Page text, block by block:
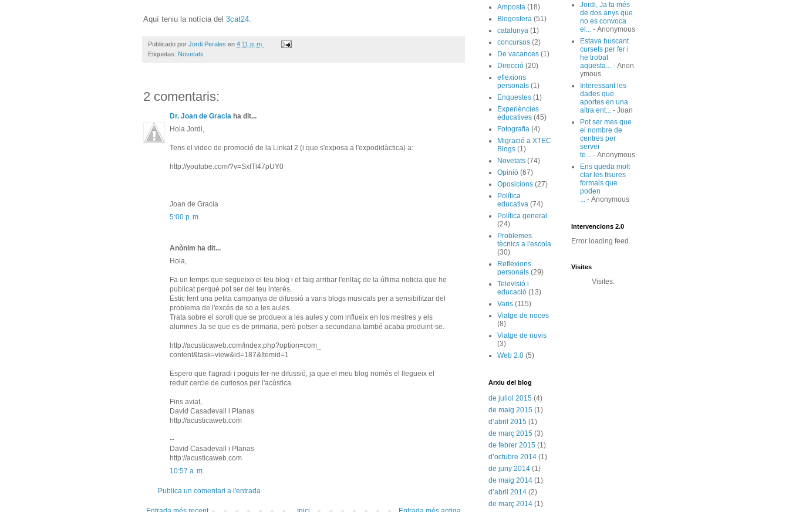
Aquí teniu la notícia del 3cat24
Publicado por Jordi Perales en 4:11 p. m.
Etiquetas: Novetats
2 comentaris:
Dr. Joan de Gracia ha dit...
Hola Jordi,
Tens el video de promoció de la Linkat 2 (i que s'exposa a l'expodidàctica) a:
http://youtube.com/?v=SxITl47pUY0
Joan de Gracia
5:00 p. m.
Anònim ha dit...
Hola,
Fa un temps que segueixo el teu blog i et faig arribar l'enllaç de la última noticia que he
publicat perquè pot ser del teu interés.
Estic fent una petita campanya de difussió a varis blogs musicals per a sensibilitzar del
problema de l'excés de so a les aules.
Trata sobre el soroll que se produeix a les aules y com influeix en los mestres y els
alumnes Ja se que es de primaria, però potser a secundaria també acaba produint-se.
http://acusticaweb.com/index.php?option=com_
content&task=view&id=187&Itemid=1
Espero que t'agradi i poguis fer-ne difussió, ja que el meu blog només el llegueix el
reduit cercle de curiosos per l'acústica.
Fins aviat,
David Casadevall i Planas
http://acusticaweb.com
--
David Casadevall i Planas
http://acusticaweb.com
10:57 a. m.
Publica un comentari a l'entrada
Amposta (18)
Blogosfera (51)
catalunya (1)
concursos (2)
De vacances (1)
Direcció (20)
eflexions
personals (1)
Enquestes (1)
Experiències
educatives (45)
Fotografia (4)
Migració a XTEC
Blogs (1)
Novetats (74)
Opinió (67)
Oposicions (27)
Política
educativa (74)
Política general
(24)
Problemes
tècnics a l'escola
(30)
Reflexions
personals (29)
Televisió i
educació (13)
Varis (115)
Viatge de noces
(8)
Viatge de nuvis
(3)
Web 2.0 (5)
Arxiu del blog
de juliol 2015 (4)
de maig 2015 (1)
d’abril 2015 (1)
de març 2015 (3)
de febrer 2015 (1)
d’octubre 2014 (1)
de juny 2014 (1)
de maig 2014 (1)
d’abril 2014 (2)
de març 2014 (1)
Jordi, Ja fa més
de dos anys que
no es convoca
el... - Anonymous
Estava buscant
cursets per fer i
he trobat
aquesta... - Anon
ymous
Interessant les
dades que
aportes en una
altra ent... - Joan
Pot ser mes que
el nombre de
centres per
servei
te... - Anonymous
Ens queda molt
clar les fisures
formals que
poden
... - Anonymous
Intervencions 2.0
Error loading feed.
Visites
Visites: